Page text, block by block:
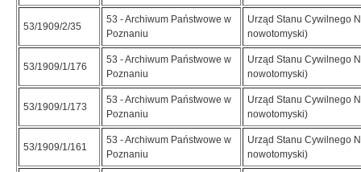
53/1909/2/35
53 - Archiwum Państwowe w
Poznaniu
Urząd Stanu Cywilnego
nowotomyski)
53/1909/1/176
53 - Archiwum Państwowe w
Poznaniu
Urząd Stanu Cywilnego
nowotomyski)
53/1909/1/173
53 - Archiwum Państwowe w
Poznaniu
Urząd Stanu Cywilnego
nowotomyski)
53/1909/1/161
53 - Archiwum Państwowe w
Poznaniu
Urząd Stanu Cywilnego
nowotomyski)